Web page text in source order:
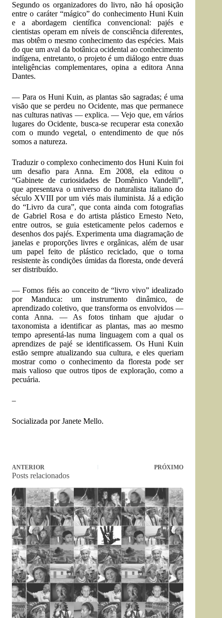
Segundo os organizadores do livro, não há oposição
entre o caráter “mágico” do conhecimento Huni Kuin
e a abordagem científica convencional: pajés e
cientistas operam em níveis de consciência diferentes,
mas obtêm o mesmo conhecimento das espécies. Mais
do que um aval da botânica ocidental ao conhecimento
indígena, entretanto, o projeto é um diálogo entre duas
inteligências complementares, opina a editora Anna
Dantes.
— Para os Huni Kuin, as plantas são sagradas; é uma
visão que se perdeu no Ocidente, mas que permanece
nas culturas nativas — explica. — Vejo que, em vários
lugares do Ocidente, busca-se recuperar esta conexão
com o mundo vegetal, o entendimento de que nós
somos a natureza.
Traduzir o complexo conhecimento dos Huni Kuin foi
um desafio para Anna. Em 2008, ela editou o
“Gabinete de curiosidades de Domênico Vandelli”,
que apresentava o universo do naturalista italiano do
século XVIII por um viés mais iluminista. Já a edição
do “Livro da cura”, que conta ainda com fotografias
de Gabriel Rosa e do artista plástico Ernesto Neto,
entre outros, se guia esteticamente pelos cadernos e
desenhos dos pajés. Experimenta uma diagramação de
janelas e proporções livres e orgânicas, além de usar
um papel feito de plástico reciclado, que o torna
resistente às condições úmidas da floresta, onde deverá
ser distribuído.
— Fomos fiéis ao conceito de “livro vivo” idealizado
por Manduca: um instrumento dinâmico, de
aprendizado coletivo, que transforma os envolvidos —
conta Anna. — As fotos tinham que ajudar o
taxonomista a identificar as plantas, mas ao mesmo
tempo apresentá-las numa linguagem com a qual os
aprendizes de pajé se identificassem. Os Huni Kuin
estão sempre atualizando sua cultura, e eles queriam
mostrar como o conhecimento da floresta pode ser
mais valioso que outros tipos de exploração, como a
pecuária.
–
Socializada por Janete Mello.
ANTERIOR PRÓXIMO
Posts relacionados